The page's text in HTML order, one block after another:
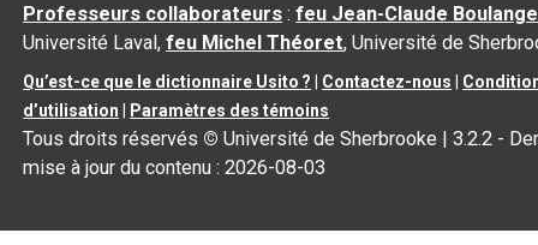
Professeurs collaborateurs :feu Jean-Claude
Université Laval,feu Michel Théoret, Université de
Qu’est-ce que le dictionnaire Usito ? Contactez-nous
d’utilisation
Paramètres des témoins
Tous droits réservés © Université de Sherbrooke |3.2.2 -
mise à jour du contenu :2026-08-03